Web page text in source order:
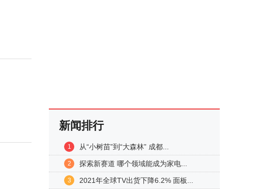
新闻排行
1 从“小树苗”到“大森林” 成都...
2 探索新赛道 哪个领域能成为家电...
3 2021年全球TV出货下降6.2% 面板...